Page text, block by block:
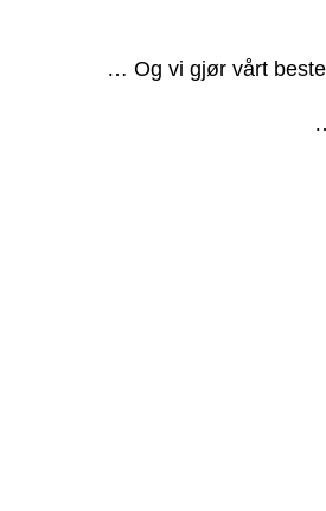
… Og vi gjør vårt